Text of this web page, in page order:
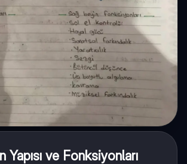
Yapısı ve Fonksiyonları